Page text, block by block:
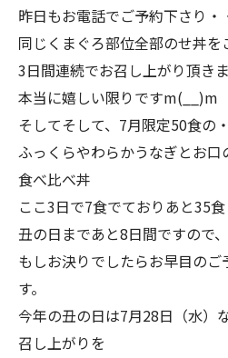
昨日もお電話でご予約下さり・
同じくまぐろ部位全部のせ丼を
3日間連続でお召し上がり頂き
本当に嬉しい限りですm(__)m
そしてそして、7月限定50食の
ふっくらやわらかうなぎとお
食べ比べ丼
ここ3日で7食でておりあと35食
丑の日まであと8日間ですので、
もしお決りでしたらお早目の
す。
今年の丑の日は7月28日（水）
召し上がりを